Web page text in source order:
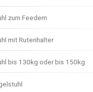
Waller
Zander/Barsch
zum Feedern
mit Rutenhalter
bis 130kg oder bis 150kg